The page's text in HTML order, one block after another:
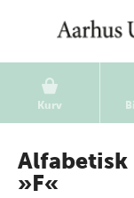
Kurv
Alfabetisk
»F«